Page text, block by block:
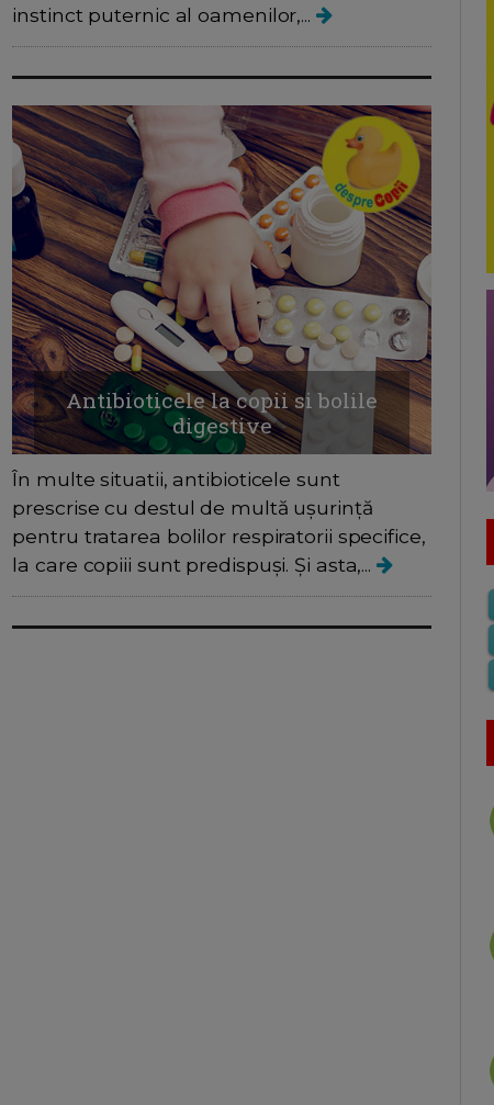
instinct puternic al oamenilor,...
Antibioticele la copii si bolile
digestive
În multe situatii, antibioticele sunt
prescrise cu destul de multă ușurință
pentru tratarea bolilor respiratorii specifice,
la care copiii sunt predispuși. Și asta,...